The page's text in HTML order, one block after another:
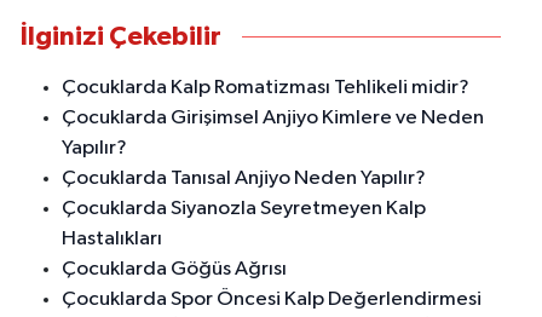
İlginizi Çekebilir
Çocuklarda Kalp Romatizması Tehlikeli midir?
Çocuklarda Girişimsel Anjiyo Kimlere ve Neden
Yapılır?
Çocuklarda Tanısal Anjiyo Neden Yapılır?
Çocuklarda Siyanozla Seyretmeyen Kalp
Hastalıkları
Çocuklarda Göğüs Ağrısı
Çocuklarda Spor Öncesi Kalp Değerlendirmesi